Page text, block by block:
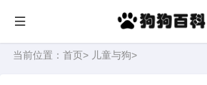
当前位置： 首页> 儿童与狗>